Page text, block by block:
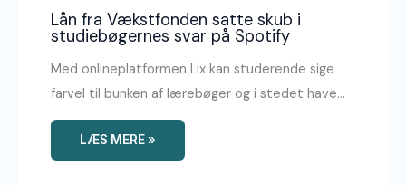
Lån fra Vækstfonden satte skub i
studiebøgernes svar på Spotify
Med onlineplatformen Lix kan studerende sige
farvel til bunken af lærebøger og i stedet have…
LÆS MERE »